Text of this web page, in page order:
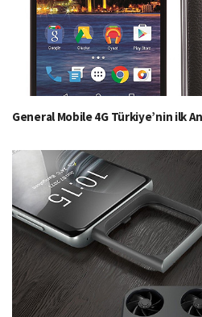
General Mobile 4G Türkiye’nin ilk